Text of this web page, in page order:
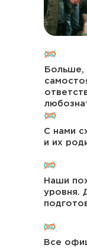
Больше,
С нами
и их
Все
Наши
уровня.
Купить
Перейдите
анкету для
Затем вы
Мы с вами
деталей
Чек
Билет для
3.400 ₽